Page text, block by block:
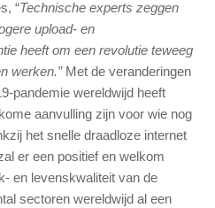
“Technische experts zeggen
upload- en
heeft om een revolutie teweeg
werken.”Met de veranderingen
pandemie wereldwijd heeft
aanvulling zijn voor wie nog
het snelle draadloze internet
er een positief en welkom
en levenskwaliteit van de
sectoren wereldwijd al een